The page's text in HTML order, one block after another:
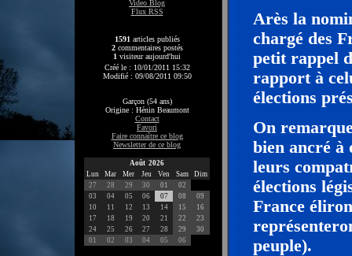
Video Blog
Flux RSS
1591 articles publiés
2commentaires postés
1 visiteur aujourd'hui
Créé le : 10/01/2011 15:32
Modifié : 09/08/2011 09:50
Garçon (54 ans)
Origine : Hénin Beaumont
Contact
Favori
Faire connaître ce blog
Newsletter de ce blog
Août 2026
Lun
Mar Mer Jeu Ven Sam
Dim
27
28 29 30 01
02
03
04 05 06 07 08
09
10
11 12 13 14 15
16
17
18 19 20 21 22
23
24
25 26 27 28 29
30
01
02 03 04 05 06
Arès la
chargé des
petit rappel
rapport à
élections
On
bien ancré à
leurs
élections
France
peuple).